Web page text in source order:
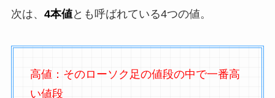
次は、 4本値とも呼ばれている4つの値。
高値：そのローソク足の値段の中で一番高
い値段